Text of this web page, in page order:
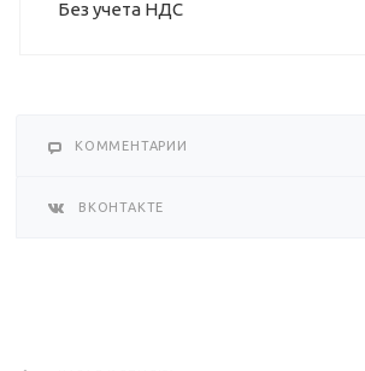
Без учета НДС
КОММЕНТАРИИ
ВКОНТАКТЕ